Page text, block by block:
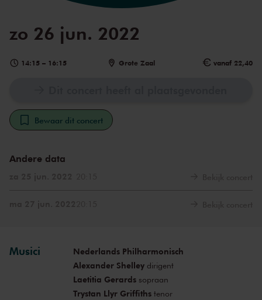
zo 26 jun. 2022
14:15 – 16:15 Grote Zaal vanaf 22,40
Bewaar dit concert
Andere data
Musici
Nederlands Philharmonisch
Alexander Shelleydirigent
Laetitia Gerardssopraan
Trystan Llyr Griffithstenor